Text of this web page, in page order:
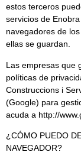
estos terceros
servicios de
navegadores de
ellas se guardan.
Las empresas que
políticas de
Construccions i
(Google) para
acuda a http://
¿CÓMO PUEDO
NAVEGADOR?